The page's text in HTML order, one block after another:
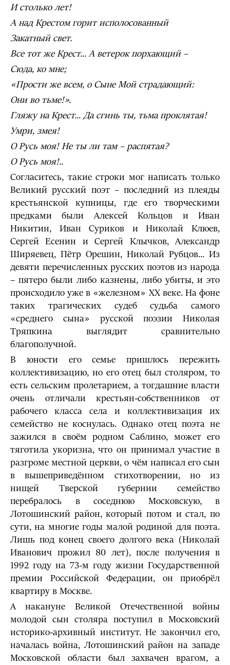
И столько лет!
А над Крестом горит исполосованный
Закатный свет.
Все тот же Крест... А ветерок порхающий –
Сюда, ко мне;
«Прости же всем, о Сыне Мой страдающий:
Они во тьме!».
Гляжу на Крест... Да сгинь ты, тьма проклятая!
Умри, змея!
О Русь моя! Не ты ли там – распятая?
О Русь моя!..
Согласитесь, такие строки мог написать только
Великий русский поэт – последний из плеяды
крестьянской купницы, где его творческими
предками были Алексей Кольцов и Иван
Никитин, Иван Суриков и Николай Клюев,
Сергей Есенин и Сергей Клычков, Александр
Ширяевец, Пётр Орешин, Николай Рубцов... Из
девяти перечисленных русских поэтов из народа
– пятеро были либо казнены, либо убиты, и это
происходило уже в «железном» XX веке. На фоне
таких трагических судеб судьба самого
«среднего сына» русской поэзии Николая
Тряпкина выглядит сравнительно
благополучной.
В юности его семье пришлось пережить
коллективизацию, но его отец был столяром, то
есть сельским пролетарием, а тогдашние власти
очень отличали крестьян-собственников от
рабочего класса села и коллективизация их
семейство не коснулась. Однако отец поэта не
зажился в своём родном Саблино, может его
тяготила укоризна, что он принимал участие в
разгроме местной церкви, о чём написал его сын
в вышеприведённом стихотворении, но из
нищей Тверской губернии семейство
перебралось в соседнюю Московскую, в
Лотошинский район, который потом и стал, по
сути, на многие годы малой родиной для поэта.
Лишь под конец своего долгого века (Николай
Иванович прожил 80 лет), после получения в
1992 году на 73-м году жизни Государственной
премии Российской Федерации, он приобрёл
квартиру в Москве.
А накануне Великой Отечественной войны
молодой сын столяра поступил в Московский
историко-архивный институт. Не закончил его,
началась война, Лотошинский район на западе
Московской области был захвачен врагом, а